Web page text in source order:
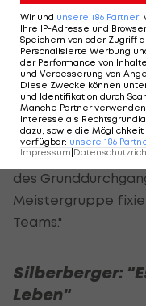
mit
Trainer Thomas
"cooles Match. Wir
können nur alles
sollten wir mutig
genießen. Es gibt
einen Fußballer als
des
Meistergruppe
Teams."
Silberberger:
Leben"
Wir und unsere 186 Partner
Ihre IP-Adresse und
Speichern von oder Zugriff
Personalisierte Werbung
der Performance von
und Verbesserung von
Diese Zwecke können
und Identifikation durch
Manche Partner
Interesse als
dazu, sowie die
verfügbar: unsere 186
Impressum|